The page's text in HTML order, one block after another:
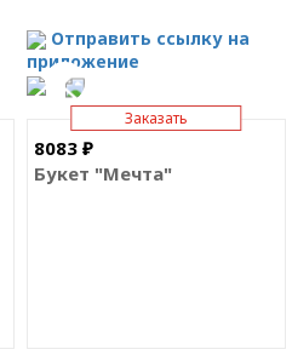
Отправить ссылку на
приложение
Заказать
8083 ₽
Букет "Мечта"